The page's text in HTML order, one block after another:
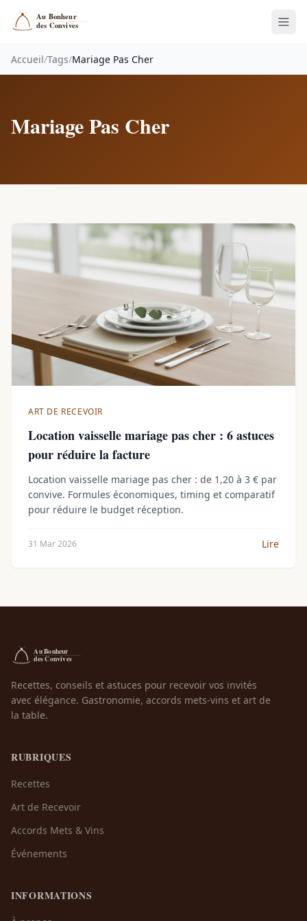
Accueil/Tags/Mariage Pas Cher
Mariage Pas Cher
ART DE RECEVOIR
Location vaisselle mariage pas cher : 6 astuces
pour réduire la facture
Location vaisselle mariage pas cher : de 1,20 à 3 € par
convive. Formules économiques, timing et comparatif
pour réduire le budget réception.
31 Mar 2026 Lire
Recettes, conseils et astuces pour recevoir vos invités
avec élégance. Gastronomie, accords mets-vins et art de
la table.
RUBRIQUES
Recettes
Art de Recevoir
Accords Mets & Vins
Événements
INFORMATIONS